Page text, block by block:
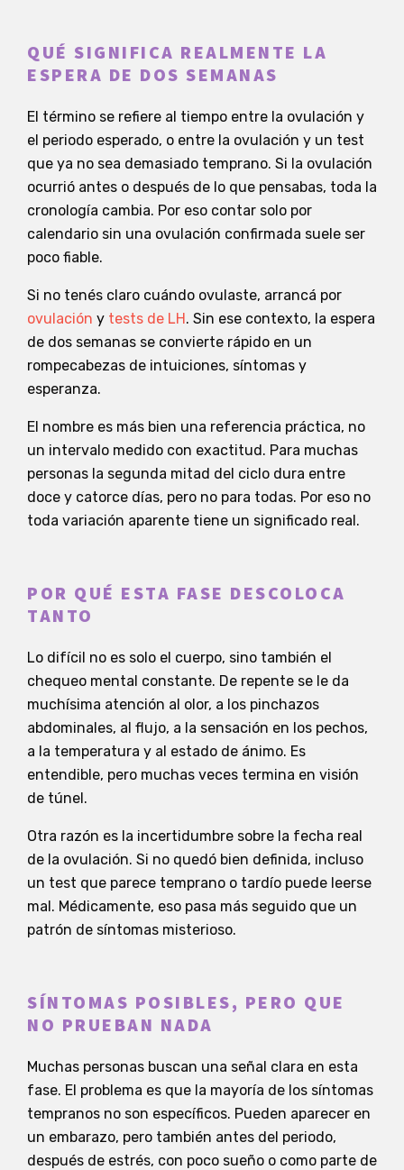
QUÉ SIGNIFICA REALMENTE LA
ESPERA DE DOS SEMANAS
El término se refiere al tiempo entre la ovulación y
el periodo esperado, o entre la ovulación y un test
que ya no sea demasiado temprano. Si la ovulación
ocurrió antes o después de lo que pensabas, toda la
cronología cambia. Por eso contar solo por
calendario sin una ovulación confirmada suele ser
poco fiable.
Si no tenés claro cuándo ovulaste, arrancá por
ovulación y tests de LH. Sin ese contexto, la espera
de dos semanas se convierte rápido en un
rompecabezas de intuiciones, síntomas y
esperanza.
El nombre es más bien una referencia práctica, no
un intervalo medido con exactitud. Para muchas
personas la segunda mitad del ciclo dura entre
doce y catorce días, pero no para todas. Por eso no
toda variación aparente tiene un significado real.
POR QUÉ ESTA FASE DESCOLOCA
TANTO
Lo difícil no es solo el cuerpo, sino también el
chequeo mental constante. De repente se le da
muchísima atención al olor, a los pinchazos
abdominales, al flujo, a la sensación en los pechos,
a la temperatura y al estado de ánimo. Es
entendible, pero muchas veces termina en visión
de túnel.
Otra razón es la incertidumbre sobre la fecha real
de la ovulación. Si no quedó bien definida, incluso
un test que parece temprano o tardío puede leerse
mal. Médicamente, eso pasa más seguido que un
patrón de síntomas misterioso.
SÍNTOMAS POSIBLES, PERO QUE
NO PRUEBAN NADA
Muchas personas buscan una señal clara en esta
fase. El problema es que la mayoría de los síntomas
tempranos no son específicos. Pueden aparecer en
un embarazo, pero también antes del periodo,
después de estrés, con poco sueño o como parte de